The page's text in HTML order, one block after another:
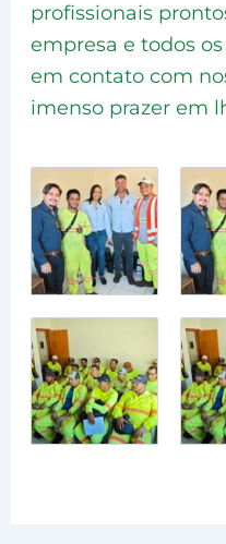
profissionais
empresa e todos
em contato com
imenso prazer em